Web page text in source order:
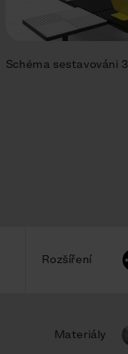
Schéma sestavováni 3
Rozšíření
Materiály